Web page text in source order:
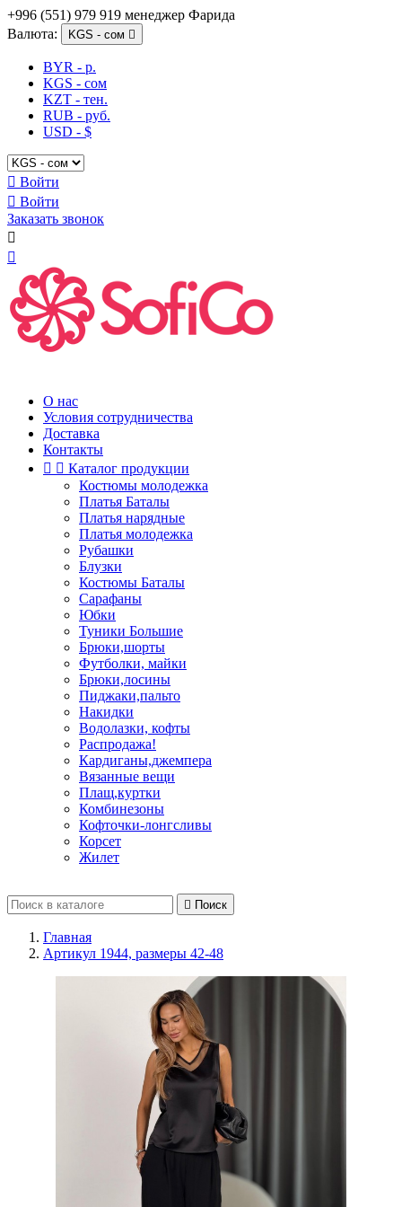
+996 (551) 979 919 менеджер Фарида
Валюта:
KGS - сом 
BYR - р.
KGS - сом
KZT - тен.
RUB - руб.
USD - $
 Войти
 Войти
Заказать звонок


О нас
Условия сотрудничества
Доставка
Контакты
  Каталог продукции
Костюмы молодежка
Платья Баталы
Платья нарядные
Платья молодежка
Рубашки
Блузки
Костюмы Баталы
Сарафаны
Юбки
Туники Большие
Брюки,шорты
Футболки, майки
Брюки,лосины
Пиджаки,пальто
Накидки
Водолазки, кофты
Распродажа!
Кардиганы,джемпера
Вязанные вещи
Плащ,куртки
Комбинезоны
Кофточки-лонгсливы
Корсет
Жилет
 Поиск
Главная
Артикул 1944, размеры 42-48